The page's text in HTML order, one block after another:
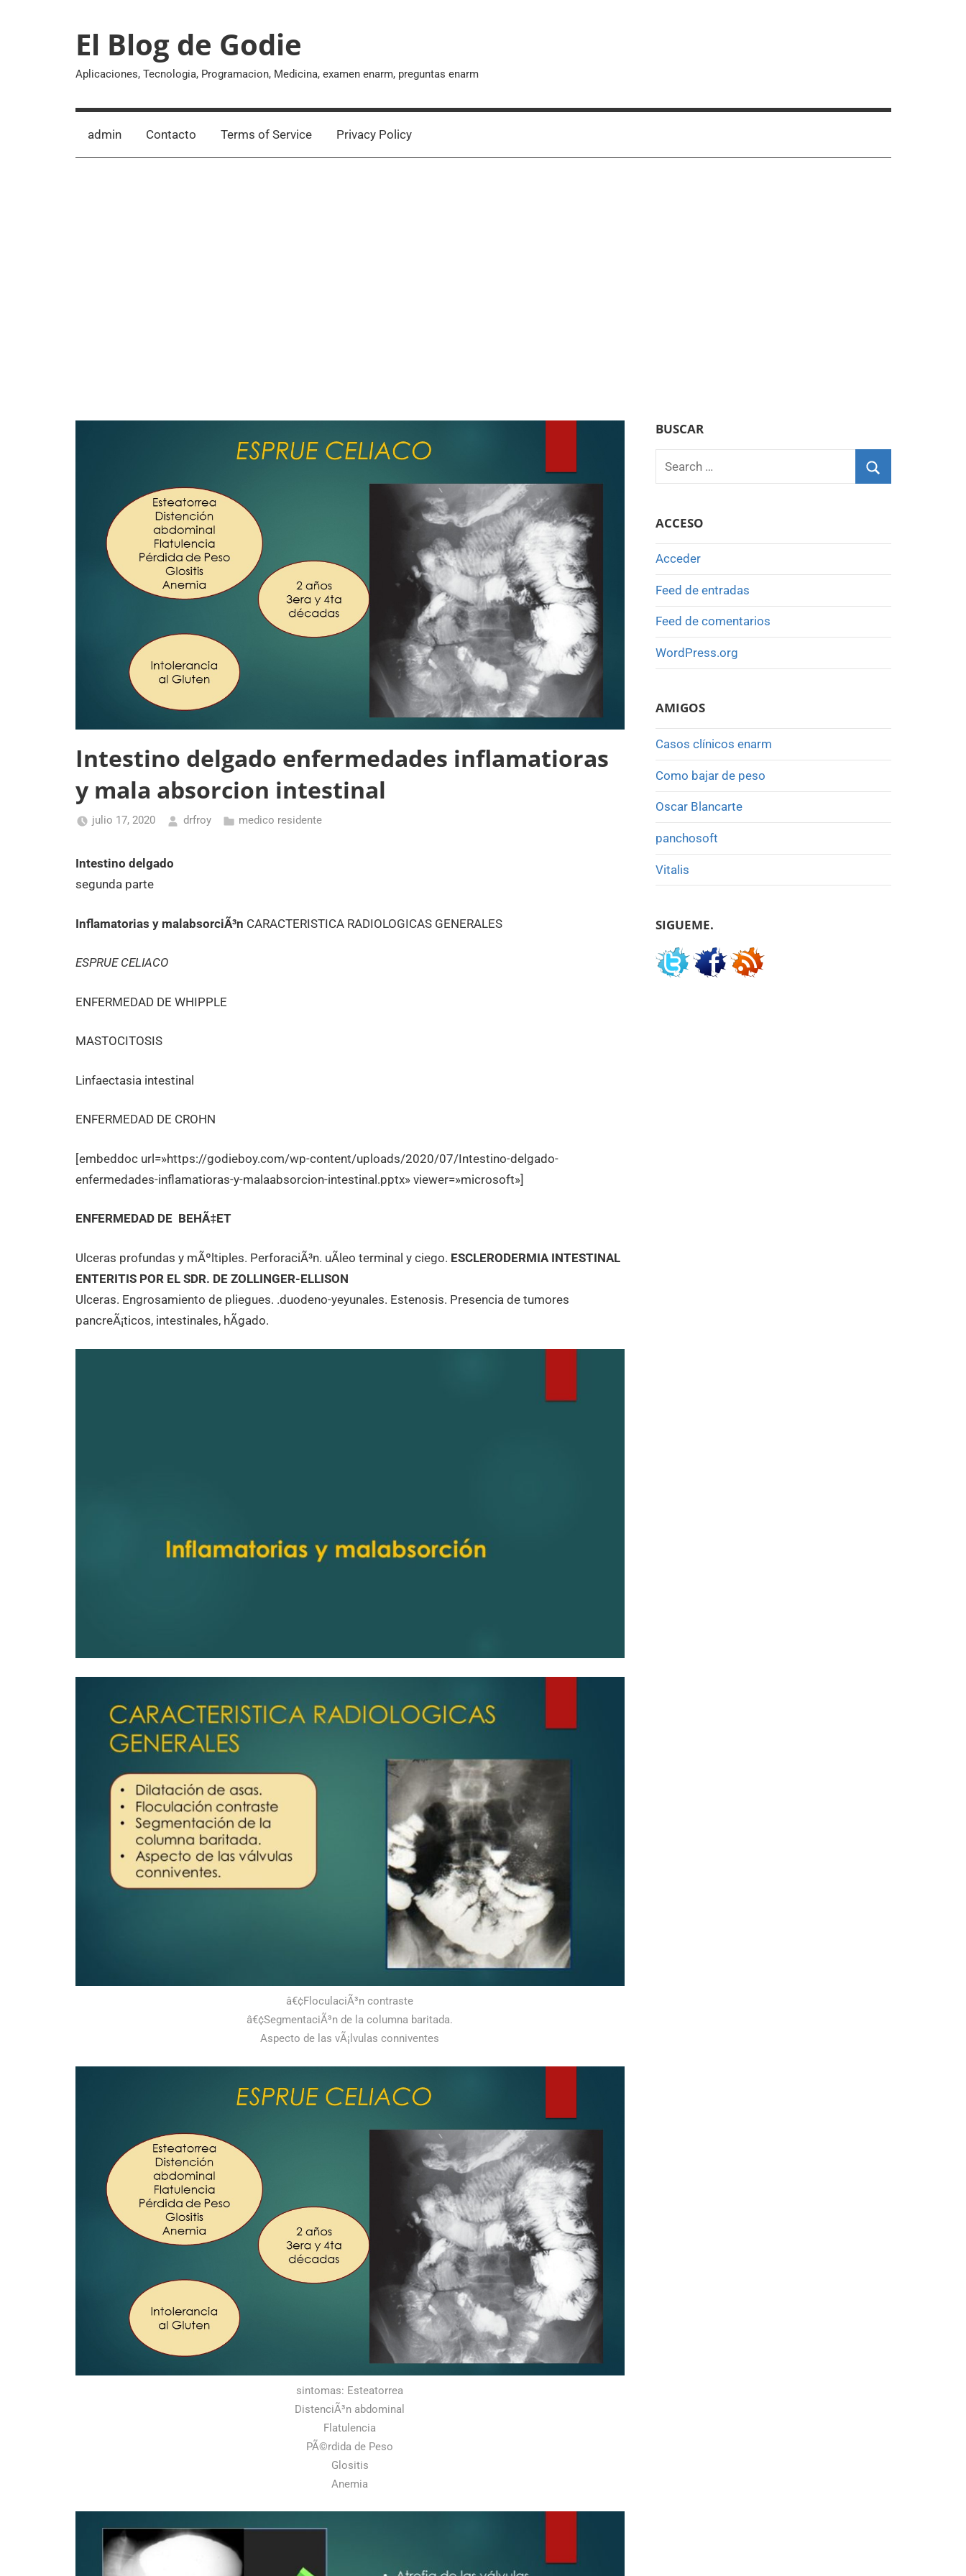
El Blog de Godie
Aplicaciones, Tecnologia, Programacion, Medicina, examen enarm, preguntas enarm
admin Contacto Terms of Service Privacy Policy
Intestino delgado enfermedades inflamatioras
y mala absorcion intestinal
julio 17, 2020 drfroy medico residente
Intestino delgado
segunda parte
Inflamatorias y malabsorciÃ³n CARACTERISTICA RADIOLOGICAS GENERALES
ESPRUE CELIACO
ENFERMEDAD DE WHIPPLE
MASTOCITOSIS
Linfaectasia intestinal
ENFERMEDAD DE CROHN
[embeddoc url=»https://godieboy.com/wp-content/uploads/2020/07/Intestino-delgado-
enfermedades-inflamatioras-y-malaabsorcion-intestinal.pptx» viewer=»microsoft»]
ENFERMEDAD DE BEHÃ‡ET
Ulceras profundas y mÃºltiples. PerforaciÃ³n. uÃleo terminal y ciego. ESCLERODERMIA INTESTINAL
ENTERITIS POR EL SDR. DE ZOLLINGER-ELLISON
Ulceras. Engrosamiento de pliegues. .duodeno-yeyunales. Estenosis. Presencia de tumores
pancreÃ¡ticos, intestinales, hÃ­gado.
â€¢FloculaciÃ³n contraste
â€¢SegmentaciÃ³n de la columna baritada.
Aspecto de las vÃ¡lvulas conniventes
sintomas: Esteatorrea
DistenciÃ³n abdominal
Flatulencia
PÃ©rdida de Peso
Glositis
Anemia
BUSCAR
Search
for:
ACCESO
Acceder
Feed de entradas
Feed de comentarios
WordPress.org
AMIGOS
Casos clínicos enarm
Como bajar de peso
Oscar Blancarte
panchosoft
Vitalis
SIGUEME.